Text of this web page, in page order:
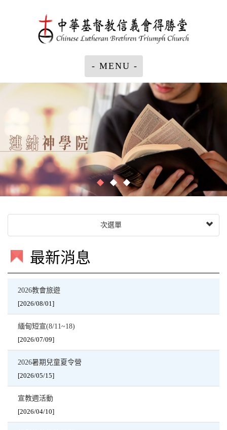
- MENU -
次選單
最新消息
2026教會旅遊
[2026/08/01]
緬甸短宣(8/11~18)
[2026/07/09]
2026暑期兒童夏令營
[2026/05/15]
宣教週活動
[2026/04/10]